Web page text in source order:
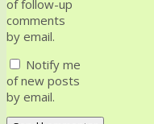
of follow-up
comments
by email.
Notify me
of new posts
by email.